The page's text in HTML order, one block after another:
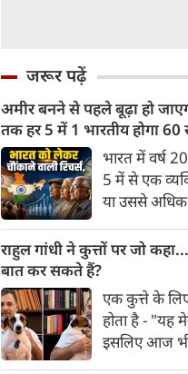
जरूर पढ़ें
अमीर बनने से पहले बूढ़ा हो
तक हर 5 में 1 भारतीय होगा 60
का
भारत में वर्ष
5 में से एक
या उससे अधिक
भारत में रहेंगे।
अनुसार भारत
विपरीत समृद्ध
होती आबादी
पहुंच रहा है।
राहुल गांधी ने कुत्तों पर जो
बात कर सकते हैं?
एक कुत्ते के
होता है - "यह
इसलिए आज भी